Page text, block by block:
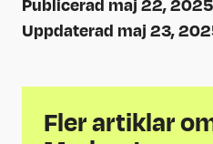
Uppdaterad maj 23,
Fler artiklar